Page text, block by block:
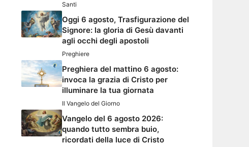
Santi
Oggi 6 agosto, Trasfigurazione del
Signore: la gloria di Gesù davanti
agli occhi degli apostoli
Preghiere
Preghiera del mattino 6 agosto:
invoca la grazia di Cristo per
illuminare la tua giornata
Il Vangelo del Giorno
Vangelo del 6 agosto 2026:
quando tutto sembra buio,
ricordati della luce di Cristo